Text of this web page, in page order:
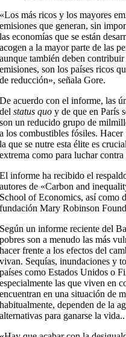
«Los más ricos y los mayores
emisiones que generan, sin
las economías que se están
acogen a la mayor parte de las
aunque también deben
emisiones, son los países ricos
de reducción», señala Gore.
De acuerdo con el informe, las
delstatus quo y de que en París
son un reducido grupo de
a los combustibles fósiles.
la que se nutre esta élite es
extrema como para luchar
El informe ha recibido el
autores de «Carbon and
School of Economics, así como
fundación Mary Robinson
Según un informe reciente del
pobres son a menudo las más
hacer frente a los efectos del
vivan. Sequías, inundaciones y
países como Estados Unidos o
especialmente las que viven en
encuentran en una situación de
habitualmente, dependen de la
alternativas para ganarse la vida..